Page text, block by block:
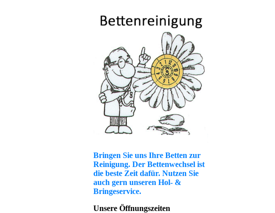
Bringen Sie uns Ihre Betten zur
Reinigung. Der Bettenwechsel ist
die beste Zeit dafür. Nutzen Sie
auch gern unseren Hol- &
Bringeservice.
Unsere Öffnungszeiten